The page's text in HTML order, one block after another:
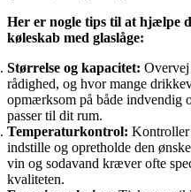
Her er nogle tips til at hjælpe
køleskab med glaslåge:
Størrelse og kapacitet: Overvej
rådighed, og hvor mange
opmærksom på både indvendig
passer til dit rum.
Temperaturkontrol: Kontroller
indstille og opretholde den
vin og sodavand kræver ofte
kvaliteten.